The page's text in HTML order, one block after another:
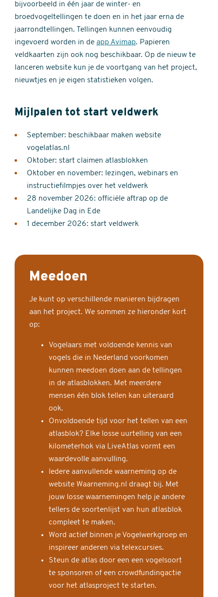
bijvoorbeeld in één jaar de winter- en
broedvogeltellingen te doen en in het jaar erna de
jaarrondtellingen. Tellingen kunnen eenvoudig
ingevoerd worden in de app Avimap. Papieren
veldkaarten zijn ook nog beschikbaar. Op de nieuw te
lanceren website kun je de voortgang van het project,
nieuwtjes en je eigen statistieken volgen.
Mijlpalen tot start veldwerk
September: beschikbaar maken website
vogelatlas.nl
Oktober: start claimen atlasblokken
Oktober en november: lezingen, webinars en
instructiefilmpjes over het veldwerk
28 november 2026: officiële aftrap op de
Landelijke Dag in Ede
1 december 2026: start veldwerk
Meedoen
Je kunt op verschillende manieren bijdragen
aan het project. We sommen ze hieronder kort
op:
Vogelaars met voldoende kennis van
vogels die in Nederland voorkomen
kunnen meedoen doen aan de tellingen
in de atlasblokken. Met meerdere
mensen één blok tellen kan uiteraard
ook.
Onvoldoende tijd voor het tellen van een
atlasblok? Elke losse uurtelling van een
kilometerhok via LiveAtlas vormt een
waardevolle aanvulling.
Iedere aanvullende waarneming op de
website Waarneming.nl draagt bij. Met
jouw losse waarnemingen help je andere
tellers de soortenlijst van hun atlasblok
compleet te maken.
Word actief binnen je Vogelwerkgroep en
inspireer anderen via telexcursies.
Steun de atlas door een een vogelsoort
te sponsoren of een crowdfundingactie
voor het atlasproject te starten.